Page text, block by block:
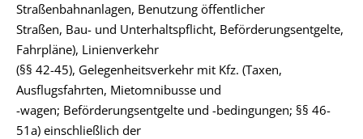
Straßenbahnanlagen, Benutzung öffentlicher
Straßen, Bau- und Unterhaltspflicht, Beförderungsentgelte,
Fahrpläne), Linienverkehr
(§§ 42-45), Gelegenheitsverkehr mit Kfz. (Taxen,
Ausflugsfahrten, Mietomnibusse und
-wagen; Beförderungsentgelte und -bedingungen; §§ 46-
51a) einschließlich der